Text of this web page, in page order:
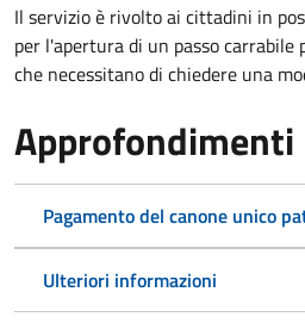
Il servizio è rivolto ai cittadini in
per l'apertura di un passo
che necessitano di chiedere una
Approfondimenti
Pagamento del canone unico
Ulteriori informazioni